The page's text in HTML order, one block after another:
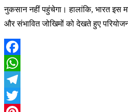
नुकसान नहीं पहुंचेगा। हालांकि, भारत इस
और संभावित जोखिमों को देखते हुए
Facebook
WhatsApp
Telegram